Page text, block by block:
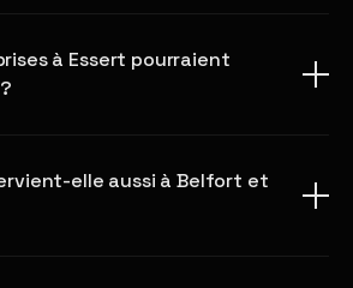
à Essert pourraient
elle aussi à Belfort et